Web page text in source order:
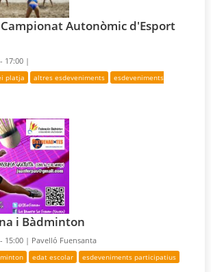
Autonòmic d'Esport
17:00 |
platja altres esdeveniments
esdeveniments
i Bàdminton
15:00 | Pavelló Fuensanta
edat escolar esdeveniments participatius